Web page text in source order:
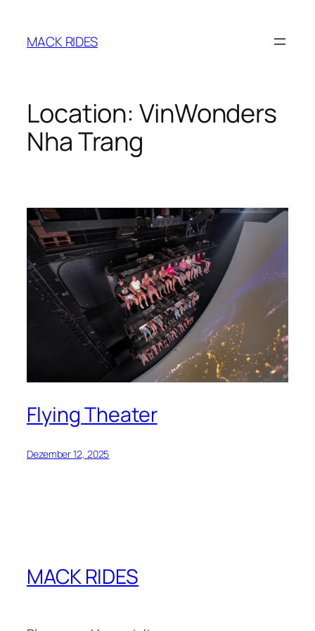
springen
MACK RIDES
Location: VinWonders
Nha Trang
Flying Theater
Dezember 12, 2025
MACK RIDES